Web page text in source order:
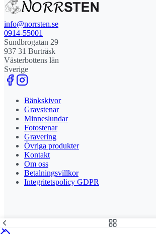
info@norrsten.se
0914-55001
Sundbrogatan 29
937 31 Burträsk
Västerbottens län
Sverige
Bänkskivor
Gravstenar
Minneslundar
Fotostenar
Gravering
Övriga produkter
Kontakt
Om oss
Betalningsvillkor
Integritetspolicy GDPR
Stolt leverantör och delägare till Steny AB